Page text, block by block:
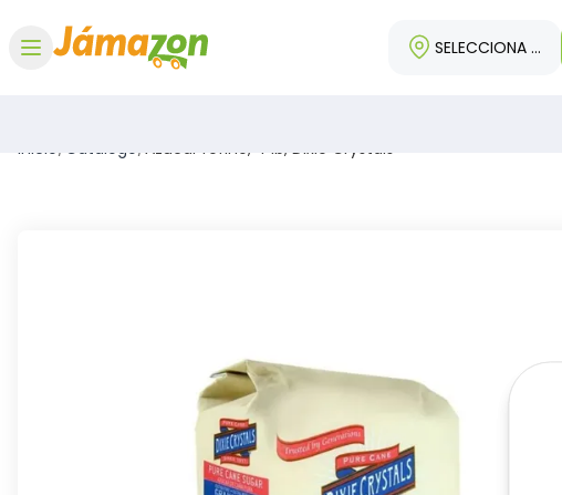
SELECCIONA TU
Inicio/ Catálogo/ Azúcar refino, 4 lb, Dixie Crystals